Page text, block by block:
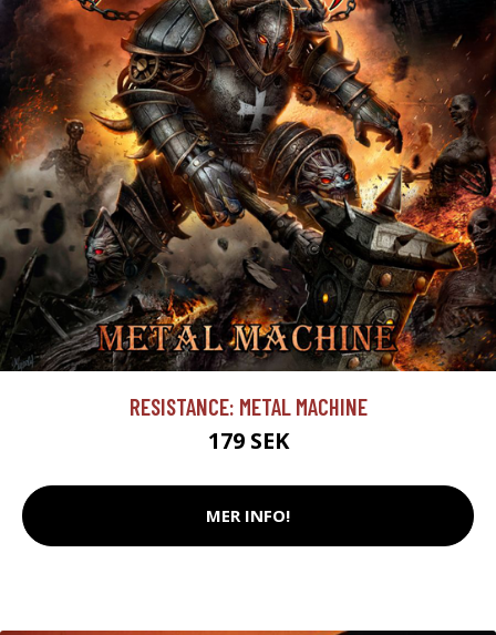
RESISTANCE: METAL MACHINE
179 SEK
MER INFO!